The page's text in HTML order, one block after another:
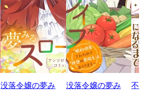
没落令嬢の夢み
没落令嬢の夢み
不